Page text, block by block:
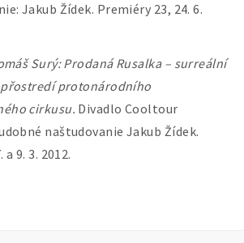
Jakub Žídek. Premiéry 23, 24. 6.
Surý: Prodaná Rusalka – surreální
přostredí protonárodního
cirkusu. Divadlo Cooltour
naštudovanie Jakub Žídek.
9. 3. 2012.